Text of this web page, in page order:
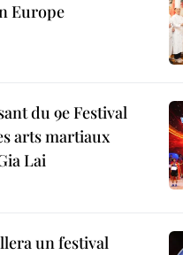
Europe
du 9e Festival
arts martiaux
Lai
un festival